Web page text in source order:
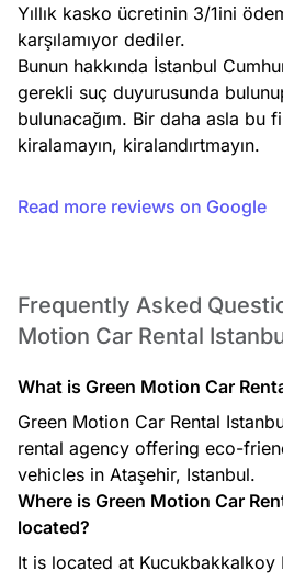
Yıllık kasko ücretinin 3/1ini
karşılamıyor dediler.
Bunun hakkında İstanbul
gerekli suç duyurusunda
bulunacağım. Bir daha asla bu
kiralamayın, kiralandırtmayın.
Read more reviews on Google
Frequently Asked
Motion Car Rental
What is Green Motion Car
Green Motion Car Rental
rental agency offering eco-
vehicles in Ataşehir, Istanbul.
Where is Green Motion Car
located?
It is located at Kucukbakkalkoy